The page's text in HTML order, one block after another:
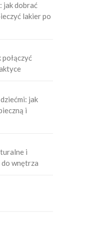
jak dobrać
lakier po
jak
i
i
do wnętrza